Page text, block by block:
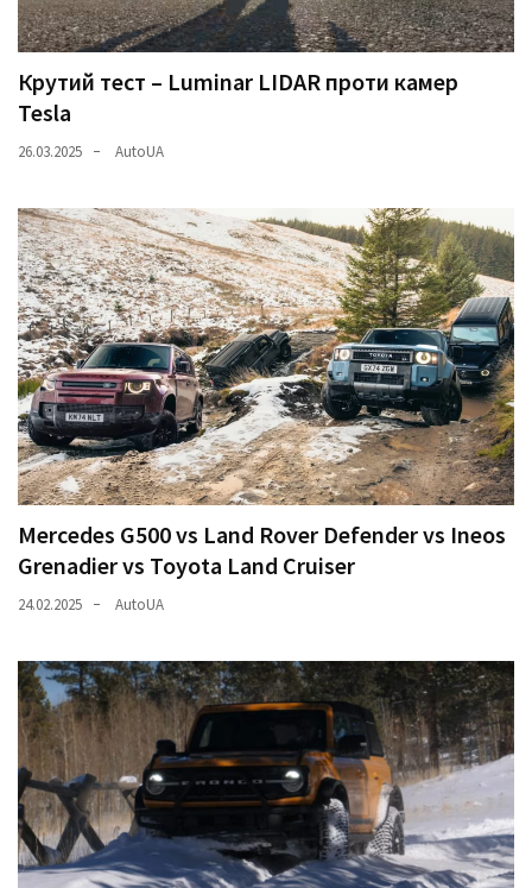
Крутий тест – Luminar LIDAR проти камер
Tesla
26.03.2025 AutoUA
Mercedes G500 vs Land Rover Defender vs Ineos
Grenadier vs Toyota Land Cruiser
24.02.2025 AutoUA